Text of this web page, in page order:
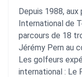
Depuis 1988,
International de
parcours de 18
Jérémy Pern au
Les golfeurs
international : Le